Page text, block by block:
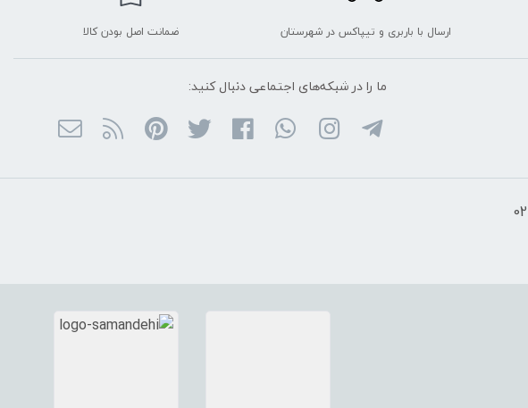
ارسال با باربری و تیپاکس در شهرستان ضمانت اصل بودن کالا
ما را در شبکه‌های اجتماعی دنبال کنید: